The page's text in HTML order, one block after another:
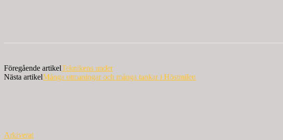
Föregående artikelTeknikens under
Nästa artikelMånga utmaningar och många tankar i Höstmilen
Arkiverat